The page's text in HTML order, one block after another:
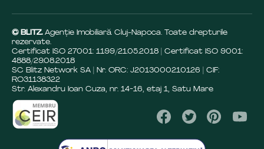
© BLITZ. Agenție Imobiliară Cluj-Napoca. Toate drepturile
rezervate.
Certificat ISO 27001: 1199/21.05.2018 | Certificat ISO 9001:
4888/29.08.2018
SC Blitz Network SA | Nr. ORC: J2013000210126 | CIF:
RO31138322
Str. Alexandru Ioan Cuza, nr. 14-16, etaj 1, Satu Mare